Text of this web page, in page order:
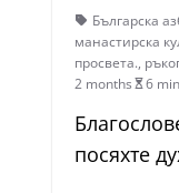
Българска
манастирска
просвета.,
2 months
6
посяхте